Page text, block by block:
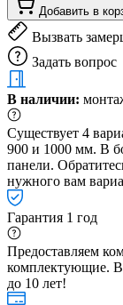
Добавить в
Вызвать
Задать вопрос
В наличии:
Существует 4
900 и 1000 мм. В
панели.
нужного вам
Гарантия 1 год
Предоставляем
комплектующие. В
до 10 лет!